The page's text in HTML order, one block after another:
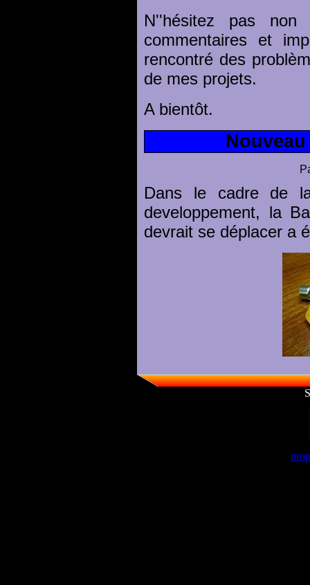
N''hésitez pas
commentaires et
rencontré des
de mes projets.
A bientôt.
Dans le cadre de
developpement, la
devrait se déplacer a